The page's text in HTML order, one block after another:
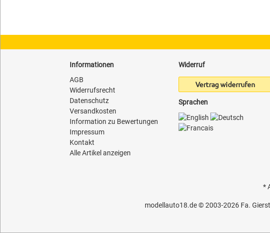
Informationen
AGB
Widerrufsrecht
Datenschutz
Versandkosten
Information zu Bewertungen
Impressum
Kontakt
Alle Artikel anzeigen
Widerruf
Vertrag widerrufen
Sprachen
*
modellauto18.de© 2003-2026 Fa.